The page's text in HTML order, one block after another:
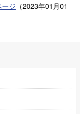
ジ （2023年01月01